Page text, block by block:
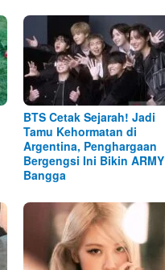
BTS Cetak Sejarah! Jadi
Tamu Kehormatan di
Argentina, Penghargaan
Bergengsi Ini Bikin ARMY
Bangga